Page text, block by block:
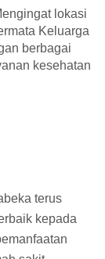
lokasi
Keluarga
berbagai
kesehatan
terus
kepada